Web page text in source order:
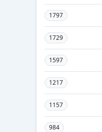
1797
1729
1597
1217
1157
984